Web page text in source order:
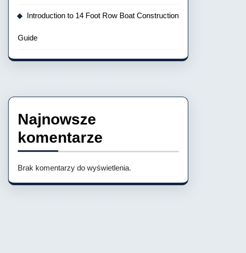
Introduction to 14 Foot Row Boat Construction
Guide
Najnowsze
komentarze
Brak komentarzy do wyświetlenia.